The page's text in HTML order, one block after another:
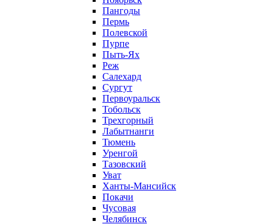
Пангоды
Пермь
Полевской
Пурпе
Пыть-Ях
Реж
Салехард
Сургут
Первоуральск
Тобольск
Трехгорный
Лабытнанги
Тюмень
Уренгой
Тазовский
Уват
Ханты-Мансийск
Покачи
Чусовая
Челябинск